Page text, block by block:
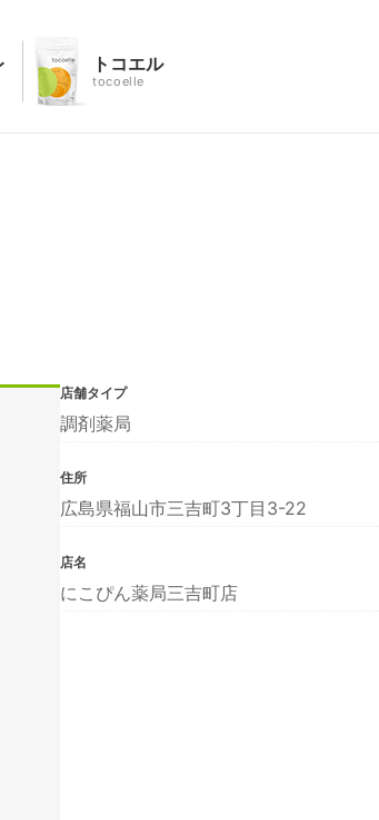
トコエル
tocoelle
店舗タイプ
調剤薬局
住所
広島県福山市三吉町3丁目3-22
店名
にこぴん薬局三吉町店